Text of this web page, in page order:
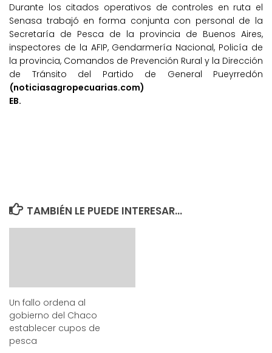
Durante los citados operativos de controles en ruta el
Senasa trabajó en forma conjunta con personal de la
Secretaría de Pesca de la provincia de Buenos Aires,
inspectores de la AFIP, Gendarmería Nacional, Policía de
la provincia, Comandos de Prevención Rural y la Dirección
de Tránsito del Partido de General Pueyrredón
(noticiasagropecuarias.com)
EB.
TAMBIÉN LE PUEDE INTERESAR...
Un fallo ordena al
gobierno del Chaco
establecer cupos de
pesca